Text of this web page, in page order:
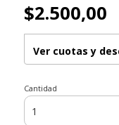
$2.500,00
Ver cuotas y
Cantidad